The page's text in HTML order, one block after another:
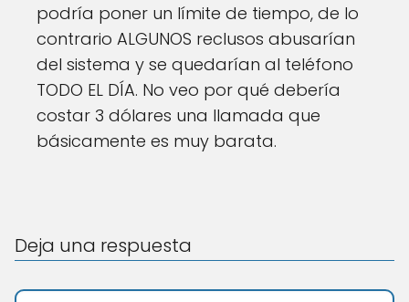
podría poner un límite de tiempo, de lo
contrario ALGUNOS reclusos abusarían
del sistema y se quedarían al teléfono
TODO EL DÍA. No veo por qué debería
costar 3 dólares una llamada que
básicamente es muy barata.
Deja una respuesta